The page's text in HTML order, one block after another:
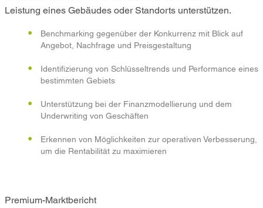
Leistung eines Gebäudes oder Standorts unterstützen.
Benchmarking gegenüber der Konkurrenz mit Blick auf
Angebot, Nachfrage und Preisgestaltung
Identifizierung von Schlüsseltrends und Performance eines
bestimmten Gebiets
Unterstützung bei der Finanzmodellierung und dem
Underwriting von Geschäften
Erkennen von Möglichkeiten zur operativen Verbesserung,
um die Rentabilität zu maximieren
Premium-Marktbericht